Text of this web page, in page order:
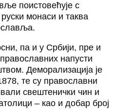
поистовећује с
монаси и таква
па и у Србији, пре и
напусти
Деморализација је
те су православни
свештенички чин и
– као и добар број